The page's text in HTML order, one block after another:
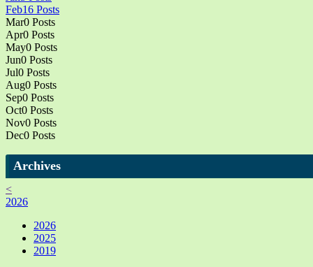
Feb16 Posts
Mar0 Posts
Apr0 Posts
May0 Posts
Jun0 Posts
Jul0 Posts
Aug0 Posts
Sep0 Posts
Oct0 Posts
Nov0 Posts
Dec0 Posts
Archives
<
2026
2026
2025
2019